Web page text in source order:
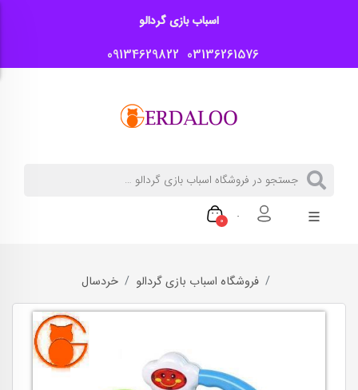
اسباب بازی گردالو
03136261576
09134629822
0
فروشگاه اسباب بازی گردالو خردسال